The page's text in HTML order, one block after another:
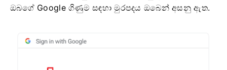
ඔබගේ Google ගිණුම සඳහා මුරපදය ඔබෙන් අසනු ඇත.